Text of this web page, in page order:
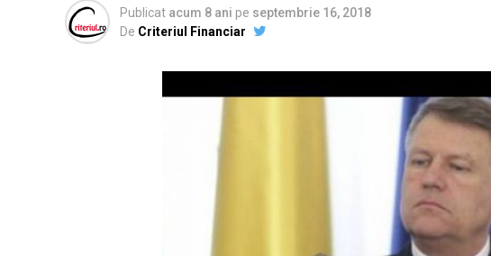
Publicat acum 8 ani pe septembrie 16, 2018
De Criteriul Financiar